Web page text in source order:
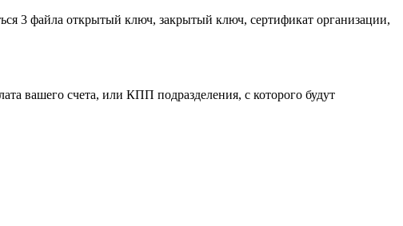
3 файла открытый ключ, закрытый ключ, сертификат организации,
вашего счета, или КПП подразделения, с которого будут